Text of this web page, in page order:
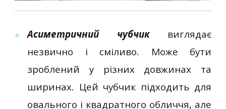
Асиметричний чубчиквиглядає
незвично і сміливо. Може бути
зроблений у різних довжинах та
ширинах. Цей чубчик підходить для
овального і квадратного обличчя, але